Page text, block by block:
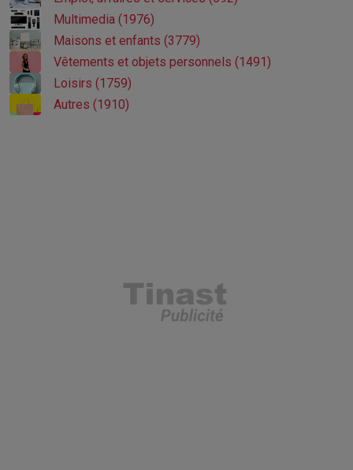
Multimedia (1976)
Maisons et enfants (3779)
Vêtements et objets personnels (1491)
Loisirs (1759)
Autres (1910)